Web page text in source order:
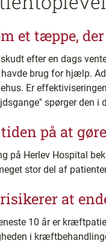
et tæppe,
efter en dags
brug for hjælp.
Er
spørger den
på at
på Herlev Hospital
stor del af
at
10 år er
i